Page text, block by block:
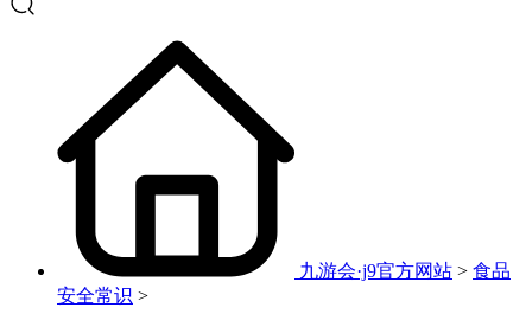
九游会·j9官方网站 > 食品
安全常识 >